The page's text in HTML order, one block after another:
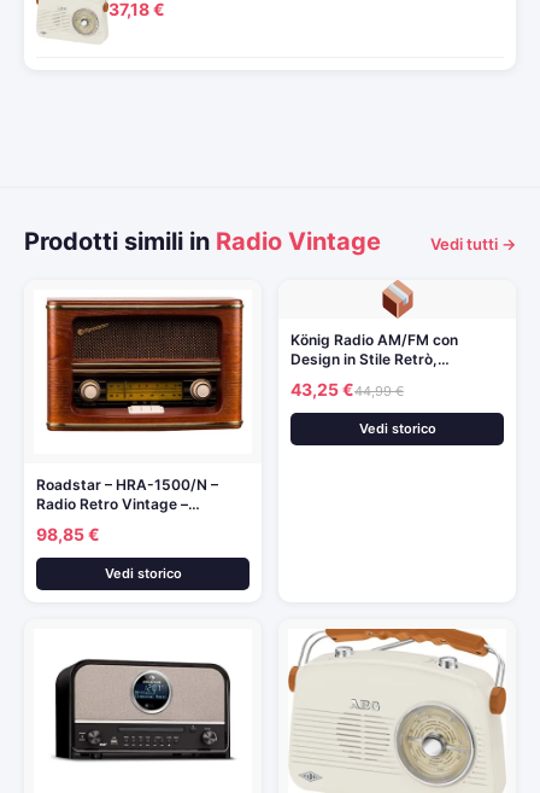
37,18 €
Prodotti simili in Radio Vintage Vedi tutti →
Roadstar – HRA-1500/N –
Radio Retro Vintage –…
98,85 €
Vedi storico
König Radio AM/FM con
Design in Stile Retrò,…
43,25 €44,99 €
Vedi storico